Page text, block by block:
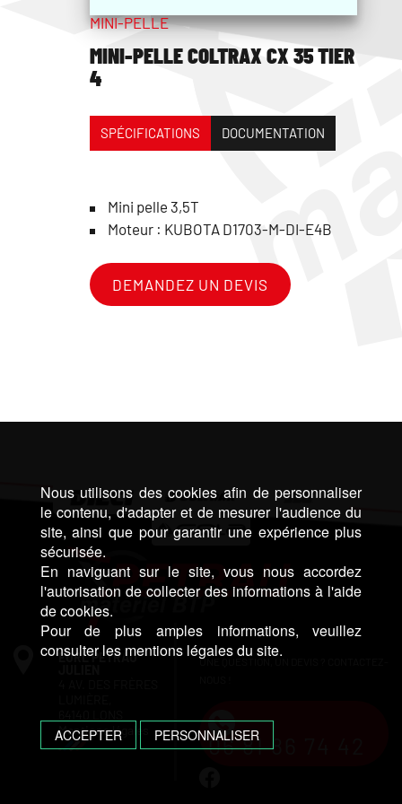
MINI-PELLE
MINI-PELLE COLTRAX CX 35 TIER
4
SPÉCIFICATIONS DOCUMENTATION
Mini pelle 3,5T
Moteur : KUBOTA D1703-M-DI-E4B
DEMANDEZ UN DEVIS
EURL PETRAU
Mentions légales
UNE QUESTION, UN DEVIS ? CONTACTEZ-
06 81 86 74 42
Nous utilisons des cookies afin de personnaliser
le contenu, d'adapter et de mesurer l'audience du
site, ainsi que pour garantir une expérience plus
sécurisée.
En naviguant sur le site, vous nous accordez
l'autorisation de collecter des informations à l'aide
de cookies.
Pour de plus amples informations, veuillez
consulter les mentions légales du site.
ACCEPTER PERSONNALISER